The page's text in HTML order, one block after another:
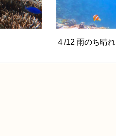
４/12 雨のち晴れ